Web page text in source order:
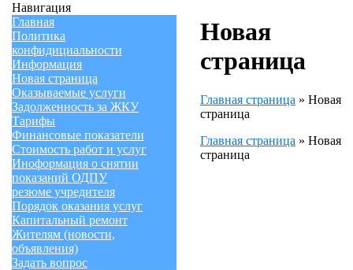
Навигация
Главная
Политика
конфидициальности
Информация
Новая страница
Оказываемые услуги
Задолженность за ЖКУ
Тарифы
Финансовые показатели
Стоимость работ и услуг
Иноформация о снятии
показаний ОДПУ
резюме учредителя
Порядок оказания услуг
Капитальный ремонт
Жителям (новости,
объявления)
Задать вопрос
Новая
страница
Главная страница » Новая
страница
Главная страница » Новая
страница